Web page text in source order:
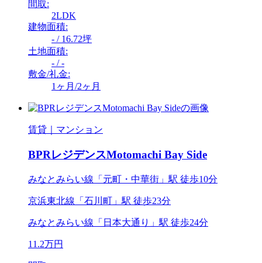
間取:
2LDK
建物面積:
- / 16.72坪
土地面積:
- / -
敷金/礼金:
1ヶ月/2ヶ月
賃貸｜マンション
BPRレジデンスMotomachi Bay Side
みなとみらい線「元町・中華街」駅 徒歩10分
京浜東北線「石川町」駅 徒歩23分
みなとみらい線「日本大通り」駅 徒歩24分
11.2万円